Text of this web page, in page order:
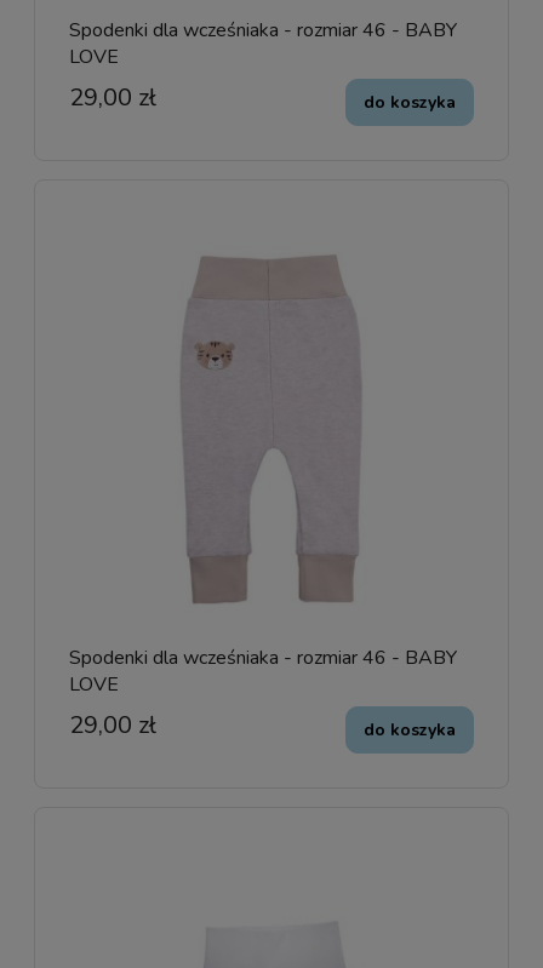
Spodenki dla wcześniaka - rozmiar 46 - BABY
LOVE
29,00 zł do koszyka
Spodenki dla wcześniaka - rozmiar 46 - BABY
LOVE
29,00 zł do koszyka